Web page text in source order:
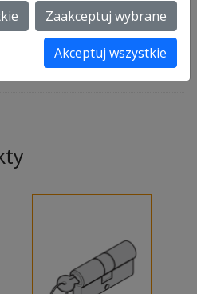
Zaakceptuj wybrane
Akceptuj wszystkie